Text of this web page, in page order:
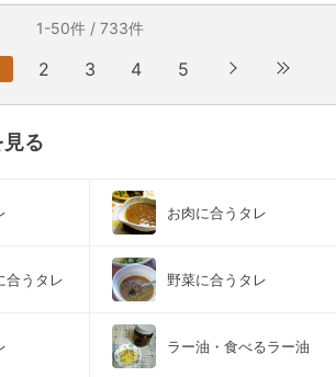
1-50件 / 733件
2 3 4 5
る
お肉に合うタレ
合うタレ 野菜に合うタレ
ラー油・食べるラー油